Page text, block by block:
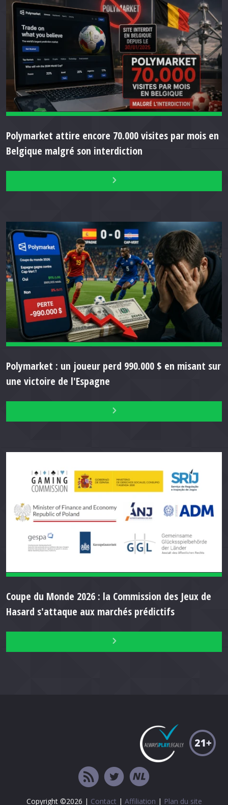
Polymarket attire encore 70.000 visites par mois en
Belgique malgré son interdiction
Polymarket : un joueur perd 990.000 $ en misant sur
une victoire de l'Espagne
Coupe du Monde 2026 : la Commission des Jeux de
Hasard s'attaque aux marchés prédictifs
Copyright ©2026 | Contact | Affiliation | Plan du site